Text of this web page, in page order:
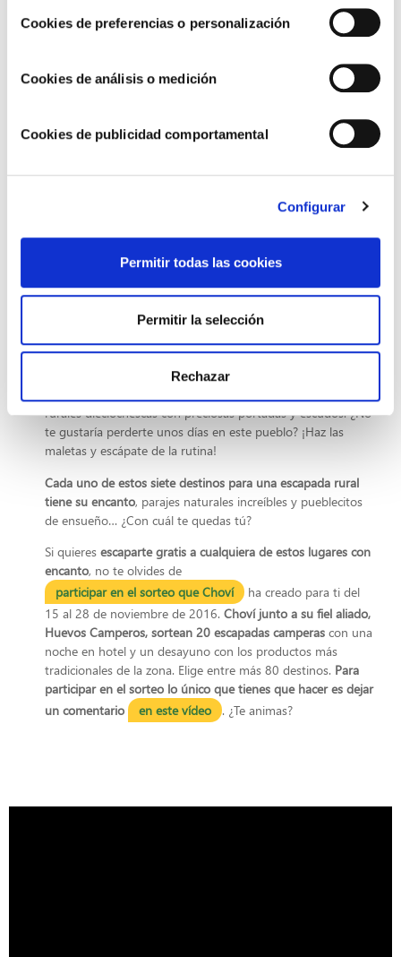
Cookies de preferencias o personalización
Cookies de análisis o medición
Cookies de publicidad comportamental
Configurar
Permitir todas las cookies
Permitir la selección
Rechazar
siglos y, en muchos casos, vemos cómo en diversos pueblos
de La Mancha se han mantenido hasta la actualidad
El Quijote. Algunos de los manjares más conocidos y más
curiosos de El Quijote eran:
Empanada de conejo albar (blanco)
tortilla de huevos y sesos, aunque los expertos de
7. Ochagavia (Navarra)
En la zona del Pirineo, a 85 km de Pamplona se encuentra
un pueblo con mucho encanto llamado Ochagavía.
Pasea y encántate sus calles empedradas y las casas
rurales dieciochescas con preciosas portadas y escudos. ¿No
te gustaría perderte unos días en este pueblo? ¡Haz las
maletas y escápate de la rutina!
Cada uno de estos siete destinos para una escapada rural
tiene su encanto, parajes naturales increíbles y pueblecitos
de ensueño… ¿Con cuál te quedas tú?
Si quieres escaparte gratis a cualquiera de estos lugares con
encanto, no te olvides de
participar en el sorteo que Choví
ha creado para ti del
15 al 28 de noviembre de 2016. Choví junto a su fiel aliado,
Huevos Camperos, sortean 20 escapadas camperas con una
noche en hotel y un desayuno con los productos más
tradicionales de la zona. Elige entre más 80 destinos. Para
participar en el sorteo lo único que tienes que hacer es dejar
un comentario
en este vídeo . ¿Te animas?